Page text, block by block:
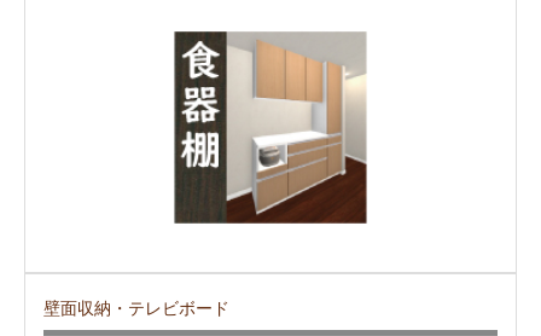
壁面収納・テレビボード